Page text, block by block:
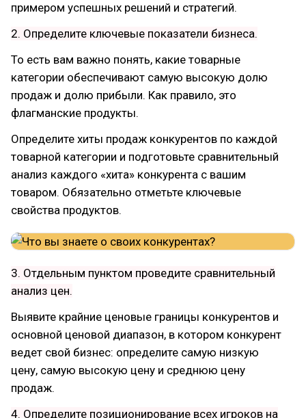
примером успешных решений и стратегий.
2. Определите ключевые показатели бизнеса.
То есть вам важно понять, какие товарные
категории обеспечивают самую высокую долю
продаж и долю прибыли. Как правило, это
флагманские продукты.
Определите хиты продаж конкурентов по каждой
товарной категории и подготовьте сравнительный
анализ каждого «хита» конкурента с вашим
товаром. Обязательно отметьте ключевые
свойства продуктов.
3. Отдельным пунктом проведите сравнительный
анализ цен.
Выявите крайние ценовые границы конкурентов и
основной ценовой диапазон, в котором конкурент
ведет свой бизнес: определите самую низкую
цену, самую высокую цену и среднюю цену
продаж.
4. Определите позиционирование всех игроков на